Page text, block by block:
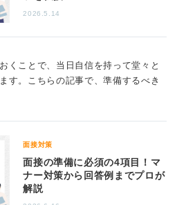
ら、安心して仕事を任せられない
ですよね。
り切って考えられるからです。
かないならば、緊張を悪いものと
いのでしょう。「緊張しても良
2026.5.14
くことで、当日自信を持って堂々と
す。こちらの記事で、準備するべき
面接対策
面接の準備に必須の4項目！マ
ナー対策から回答例までプロが
解説